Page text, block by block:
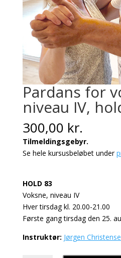
Pardans for
niveau IV,
300,00 kr.
Tilmeldingsgebyr.
Se hele kursusbeløbet under
HOLD 83
Voksne, niveau IV
Hver tirsdag kl. 20.00-21.00
Første gang tirsdag den 25.
Instruktør: Jørgen